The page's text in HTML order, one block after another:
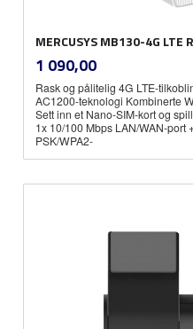
MERCUSYS MB130-4G LTE
Pris
1 090,00mva.
Rask og pålitelig 4G LTE-
AC1200-teknologi Kombinerte
Sett inn et Nano-SIM-kort og
1x 10/100 Mbps LAN/WAN-port
PSK/WPA2-